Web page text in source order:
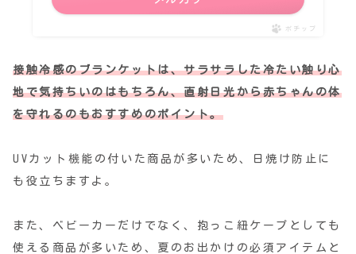
ポチップ
接触冷感のブランケットは、サラサラした冷たい触り心
地で気持ちいのはもちろん、直射日光から赤ちゃんの体
を守れるのもおすすめのポイント。
UVカット機能の付いた商品が多いため、日焼け防止に
も役立ちますよ。
また、ベビーカーだけでなく、抱っこ紐ケープとしても
使える商品が多いため、夏のお出かけの必須アイテムと